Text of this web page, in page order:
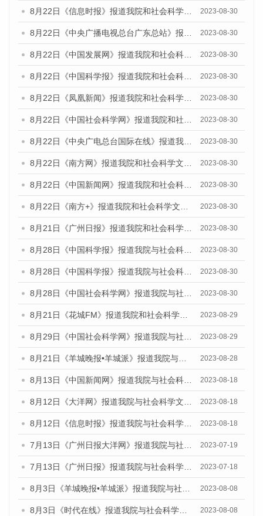
8月22日《信息时报》报道我院和社会科学文献出版社联合发布《广州数字经济发展报告（2023）》蓝皮书的媒体报道 2023-08-30
8月22日《中央广播电视总台广东总站》报道我院和社会科学文献出版社联合发布《广州数字经济发展报告（2023）》蓝皮书的媒体报道 2023-08-30
8月22日《中国发展网》报道我院和社会科学文献出版社联合发布《广州数字经济发展报告（2023）》蓝皮书的媒体报道 2023-08-30
8月22日《中国科学报》报道我院和社会科学文献出版社联合发布《广州数字经济发展报告（2023）》蓝皮书的媒体报道 2023-08-30
8月22日《凤凰新闻》报道我院和社会科学文献出版社联合发布《广州数字经济发展报告（2023）》蓝皮书的媒体报道 2023-08-30
8月22日《中国社会科学网》报道我院和社会科学文献出版社联合发布《广州数字经济发展报告（2023）》蓝皮书的媒体报道 2023-08-30
8月22日《中央广电总台国际在线》报道我院和社会科学文献出版社联合发布《广州数字经济发展报告（2023）》蓝皮书的媒体报道 2023-08-30
8月22日《南方网》报道我院和社会科学文献出版社联合发布《广州数字经济发展报告（2023）》蓝皮书的媒体报道 2023-08-30
8月22日《中国新闻网》报道我院和社会科学文献出版社联合发布《广州数字经济发展报告（2023）》蓝皮书的媒体报道 2023-08-30
8月22日《南方+》报道我院和社会科学文献出版社联合发布《广州数字经济发展报告（2023）》蓝皮书的媒体报道 2023-08-30
8月21日《广州日报》报道我院和社会科学文献出版社联合发布《广州数字经济发展报告（2023）》蓝皮书的媒体文章 2023-08-30
8月28日《中国科学报》报道我院与社会科学文献出版社联合发布《广州蓝皮书：广州创新型城市发展报告（2023）》的媒体文章 2023-08-30
8月28日《中国科学报》报道我院与社会科学文献出版社联合发布《广州蓝皮书：广州创新型城市发展报告（2023）》的媒体文章 2023-08-30
8月28日《中国社会科学网》报道我院与社会科学文献出版社联合发布《广州蓝皮书：广州创新型城市发展报告（2023）》的媒体文章 2023-08-30
8月21日《花城FM》报道我院和社会科学文献出版社联合发布《广州数字经济发展报告（2023）》蓝皮书的媒体文章 2023-08-29
8月29日《中国社会科学网》报道我院与社会科学文献出版社联合发布《广州蓝皮书：广州文化产业发展报告（2022）》的媒体文章 2023-08-29
8月21日《羊城晚报•羊城派》报道我院与社会科学文献出版社联合发布《广州蓝皮书：广州数字经济发展报告（2023）》的媒体文章 2023-08-28
8月13日《中国新闻网》报道我院与社会科学文献出版社联合发布的《广州蓝皮书：广州社会发展报告（2023）》媒体文章 2023-08-18
8月12日《大洋网》报道我院与社会科学文献出版社联合发布的《广州蓝皮书：广州社会发展报告（2023）》媒体文章 2023-08-18
8月12日《信息时报》报道我院与社会科学文献出版社联合发布的《广州蓝皮书：广州社会发展报告（2023）》媒体文章 2023-08-18
7月13日《广州日报大洋网》报道我院与社会科学文献出版社联合发布了《广州蓝皮书：广州城乡融合发展报告（2023）》的视频采访 2023-07-19
7月13日《广州日报》报道我院与社会科学文献出版社联合发布了《广州蓝皮书：广州城乡融合发展报告（2023）》的视频采访 2023-07-18
8月3日《羊城晚报•羊城派》报道我院与社会科学文献出版社联合发布的《广州蓝皮书：广州城市国际化发展报告（2023）——中国式现代化与城市国际化》媒体文章 2023-08-08
8月3日《时代在线》报道我院与社会科学文献出版社联合发布的《广州蓝皮书：广州城市国际化发展报告（2023）——中国式现代化与城市国际化》媒体文章 2023-08-08